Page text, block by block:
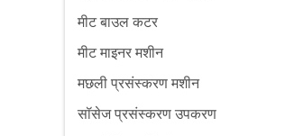
मीट बाउल कटर
मीट माइनर मशीन
मछली प्रसंस्करण मशीन
सॉसेज प्रसंस्करण उपकरण